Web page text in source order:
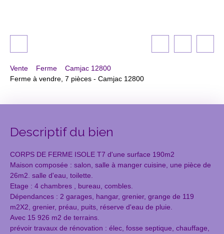
Vente Ferme
Camjac 12800
Ferme à vendre, 7 pièces - Camjac 12800
Descriptif du bien
CORPS DE FERME ISOLE T7 d'une surface 190m2
Maison composée : salon, salle à manger cuisine, une pièce de
26m2. salle d'eau, toilette.
Etage : 4 chambres , bureau, combles.
Dépendances : 2 garages, hangar, grenier, grange de 119
m2X2, grenier, préau, puits, réserve d'eau de pluie.
Avec 15 926 m2 de terrains.
prévoir travaux de rénovation : élec, fosse septique, chauffage,